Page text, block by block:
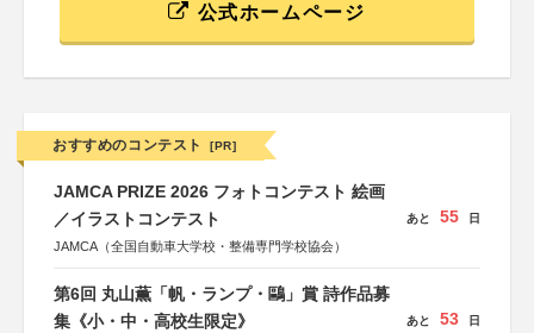
公式ホームページ
おすすめのコンテスト [PR]
JAMCA PRIZE 2026 フォトコンテスト 絵画
／イラストコンテスト
JAMCA（全国自動車大学校・整備専門学校協会）
あと 55 日
第6回 丸山薫「帆・ランプ・鷗」賞 詩作品募
集《小・中・高校生限定》
あと 53 日